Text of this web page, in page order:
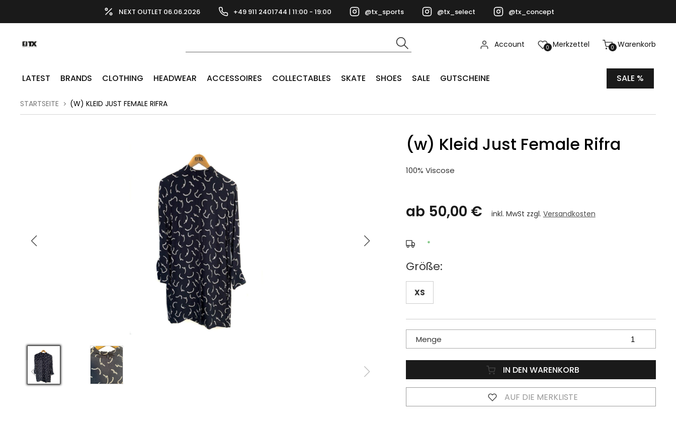
NEXT OUTLET 06.06.2026 +49 911 2401744 | 11:00 - 19:00 @tx_sports @tx_select @tx_concept
0 Warenkorb
0 Merkzettel
Account
LATEST BRANDS CLOTHING HEADWEAR ACCESSOIRES COLLECTABLES SKATE SHOES SALE GUTSCHEINE SALE %
STARTSEITE (W) KLEID JUST FEMALE RIFRA
(w) Kleid Just Female Rifra
100% Viscose
ab 50,00 € inkl. MwSt zzgl. Versandkosten
*
Größe:
XS
Menge
IN DEN WARENKORB
AUF DIE MERKLISTE